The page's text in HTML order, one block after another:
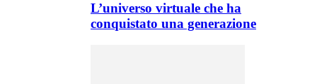
L’universo virtuale che ha
conquistato una generazione